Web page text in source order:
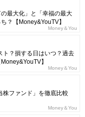
の最大化」と「幸福の最大
？【Money&YouTV】
Money＆You
ト？損する日はいつ？過去
】
Money＆You
株ファンド」を徹底比較
Money＆You